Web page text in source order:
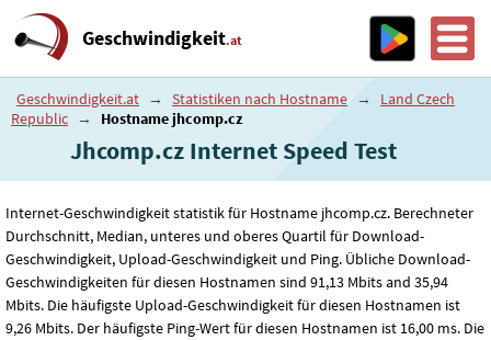
Geschwindigkeit.at
Geschwindigkeit.at → Statistiken nach Hostname →
Land Czech
Republic → Hostname jhcomp.cz
Jhcomp.cz Internet Speed ​​Test
Internet-Geschwindigkeit statistik für Hostname jhcomp.cz. Berechneter
Durchschnitt, Median, unteres und oberes Quartil für Download-
Geschwindigkeit, Upload-Geschwindigkeit und Ping. Übliche Download-
Geschwindigkeiten für diesen Hostnamen sind 91,13 Mbits and 35,94
Mbits. Die häufigste Upload-Geschwindigkeit für diesen Hostnamen ist
9,26 Mbits. Der häufigste Ping-Wert für diesen Hostnamen ist 16,00 ms. Die